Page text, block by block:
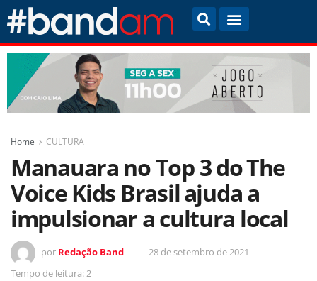
Home CULTURA
Manauara no Top 3 do The
Voice Kids Brasil ajuda a
impulsionar a cultura local
por Redação Band
28 de setembro de 2021
Tempo de leitura: 2